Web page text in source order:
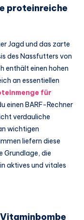
proteinreiche
Jagd und das zarte
des Nassfutters von
enthält einen hohen
an essentiellen
für
einen BARF-Rechner
verdauliche
wichtigen
liefern diese
Grundlage, die
aktives und vitales